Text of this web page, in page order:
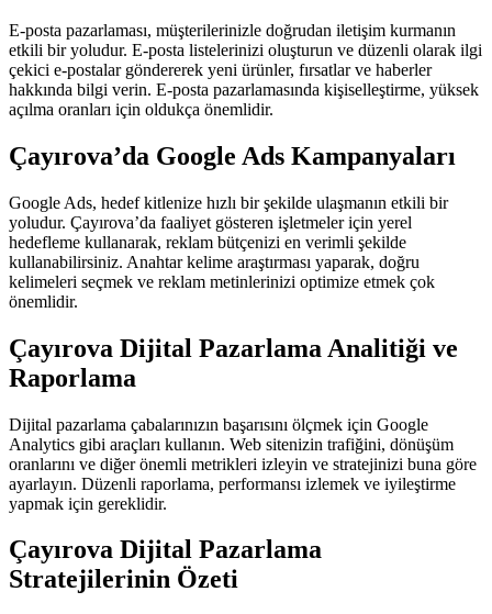
E-posta pazarlaması, müşterilerinizle doğrudan iletişim kurmanın
etkili bir yoludur. E-posta listelerinizi oluşturun ve düzenli olarak ilgi
çekici e-postalar göndererek yeni ürünler, fırsatlar ve haberler
hakkında bilgi verin. E-posta pazarlamasında kişiselleştirme, yüksek
açılma oranları için oldukça önemlidir.
Çayırova’da Google Ads Kampanyaları
Google Ads, hedef kitlenize hızlı bir şekilde ulaşmanın etkili bir
yoludur. Çayırova’da faaliyet gösteren işletmeler için yerel
hedefleme kullanarak, reklam bütçenizi en verimli şekilde
kullanabilirsiniz. Anahtar kelime araştırması yaparak, doğru
kelimeleri seçmek ve reklam metinlerinizi optimize etmek çok
önemlidir.
Çayırova Dijital Pazarlama Analitiği ve
Raporlama
Dijital pazarlama çabalarınızın başarısını ölçmek için Google
Analytics gibi araçları kullanın. Web sitenizin trafiğini, dönüşüm
oranlarını ve diğer önemli metrikleri izleyin ve stratejinizi buna göre
ayarlayın. Düzenli raporlama, performansı izlemek ve iyileştirme
yapmak için gereklidir.
Çayırova Dijital Pazarlama
Stratejilerinin Özeti